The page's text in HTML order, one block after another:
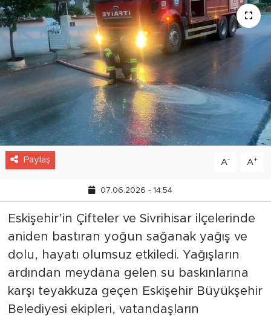
Paylaş A- A+
07.06.2026 - 14:54
Eskişehir’in Çifteler ve Sivrihisar ilçelerinde
aniden bastıran yoğun sağanak yağış ve
dolu, hayatı olumsuz etkiledi. Yağışların
ardından meydana gelen su baskınlarına
karşı teyakkuza geçen Eskişehir Büyükşehir
Belediyesi ekipleri, vatandaşların